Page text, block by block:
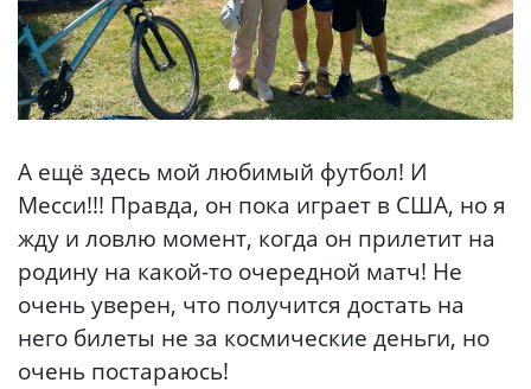
А ещё здесь мой любимый футбол! И
Месси!!! Правда, он пока играет в США, но я
жду и ловлю момент, когда он прилетит на
родину на какой-то очередной матч! Не
очень уверен, что получится достать на
него билеты не за космические деньги, но
очень постараюсь!